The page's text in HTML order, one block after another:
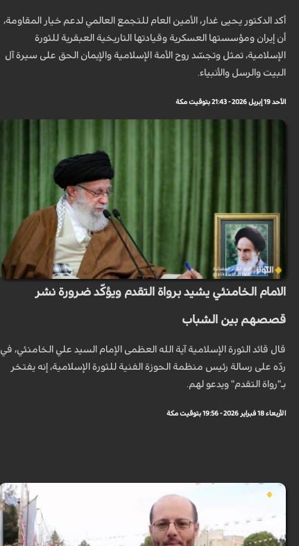
أكد الدكتور يحيى غدار، الأمين العام للتجمع العالمي لدعم خيار المقاومة،
أن إيران ومؤسستها العسكرية وقيادتها التاريخية العبقرية للثورة
الإسلامية، تمثل وتجسّد روح الأمة الإسلامية والإيمان الحق على سيرة آل
البيت والرسل والأنبياء.
الأحد 19 إبريل 2026 - 21:43 بتوقيت مكة
الامام الخامنئي يشيد برواة التقدم ويؤكّد ضرورة نشر
قصصهم بين الشباب
قال قائد الثورة الإسلامية آية الله العظمى الإمام السيد علي الخامنئي، في
ردّه على رسالة رئيس منظمة الحوزة الفنية للثورة الإسلامية، إنه يفتخر
بـ"رواة التقدم" ويدعو لهم.
الأربعاء 18 فبراير 2026 - 19:56 بتوقيت مكة